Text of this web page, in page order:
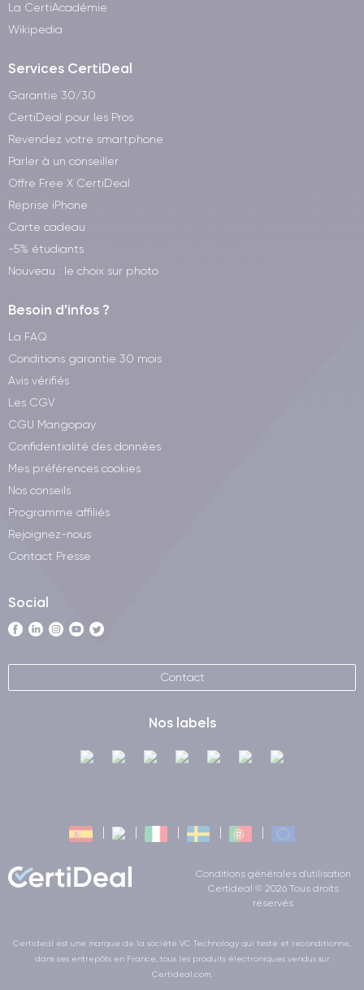
La CertiAcadémie
Wikipedia
Services CertiDeal
Garantie 30/30
CertiDeal pour les Pros
Revendez votre smartphone
Parler à un conseiller
Offre Free X CertiDeal
Reprise iPhone
Carte cadeau
-5% étudiants
Nouveau : le choix sur photo
Besoin d'infos ?
La FAQ
Conditions garantie 30 mois
Avis vérifiés
Les CGV
CGU Mangopay
Confidentialité des données
Mes préférences cookies
Nos conseils
Programme affiliés
Rejoignez-nous
Contact Presse
Social
Contact
Nos labels
Conditions générales d'utilisation
Certideal © 2026 Tous droits
réservés
Certideal est une marque de la société VC Technology qui teste et reconditionne,
dans ses entrepôts en France, tous les produits électroniques vendus sur
Certideal.com.